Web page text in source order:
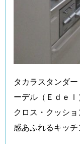
タカラスタンダ
ーデル（Ｅｄｅｌ
クロス・クッシ
感あふれるキッ